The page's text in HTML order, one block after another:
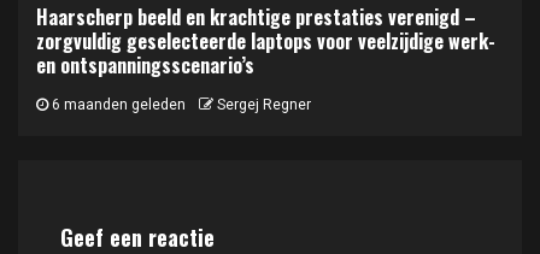
Haarscherp beeld en krachtige prestaties verenigd –
zorgvuldig geselecteerde laptops voor veelzijdige werk-
en ontspanningsscenario’s
6 maanden geleden Sergej Regner
Geef een reactie